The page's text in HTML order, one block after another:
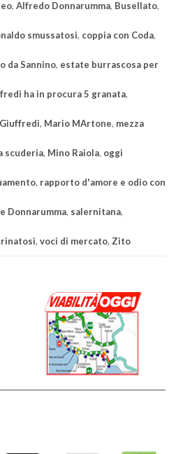
, Alfredo Donnarumma, Busellato,
smussatosi, coppia con Coda,
da Sannino, estate burrascosa per
ha in procura 5 granata,
, Mario MArtone, mezza
scuderia, Mino Raiola, oggi
, rapporto d'amore e odio con
Donnarumma, salernitana,
, voci di mercato, Zito